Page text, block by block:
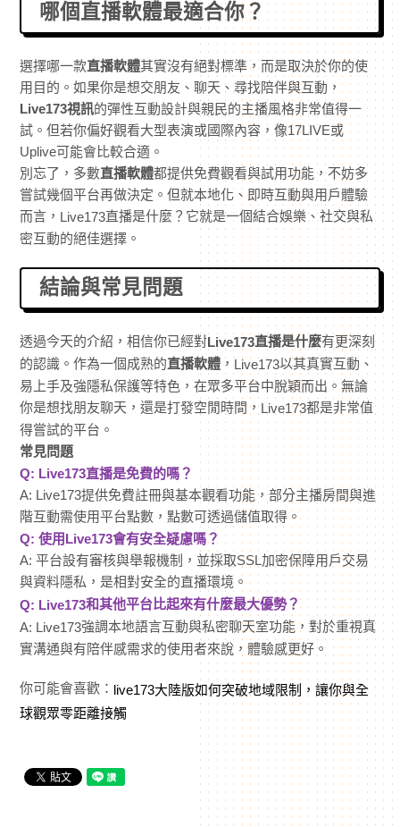
哪個直播軟體最適合你？
選擇哪一款直播軟體其實沒有絕對標準，而是取決於你的使
用目的。如果你是想交朋友、聊天、尋找陪伴與互動，
Live173視訊的彈性互動設計與親民的主播風格非常值得一
試。但若你偏好觀看大型表演或國際內容，像17LIVE或
Uplive可能會比較合適。
別忘了，多數直播軟體都提供免費觀看與試用功能，不妨多
嘗試幾個平台再做決定。但就本地化、即時互動與用戶體驗
而言， Live173直播是什麼？它就是一個結合娛樂、社交與私
密互動的絕佳選擇。
結論與常見問題
透過今天的介紹，相信你已經對Live173直播是什麼有更深刻
的認識。作為一個成熟的直播軟體 ，Live173以其真實互動、
易上手及強隱私保護等特色，在眾多平台中脫穎而出。無論
你是想找朋友聊天，還是打發空閒時間，Live173都是非常值
得嘗試的平台。
常見問題
Q: Live173直播是免費的嗎？
A: Live173提供免費註冊與基本觀看功能，部分主播房間與進
階互動需使用平台點數，點數可透過儲值取得。
Q: 使用Live173會有安全疑慮嗎？
A: 平台設有審核與舉報機制，並採取SSL加密保障用戶交易
與資料隱私，是相對安全的直播環境。
Q: Live173和其他平台比起來有什麼最大優勢？
A: Live173強調本地語言互動與私密聊天室功能，對於重視真
實溝通與有陪伴感需求的使用者來說，體驗感更好。
你可能會喜歡： live173大陸版如何突破地域限制，讓你與全
球觀眾零距離接觸